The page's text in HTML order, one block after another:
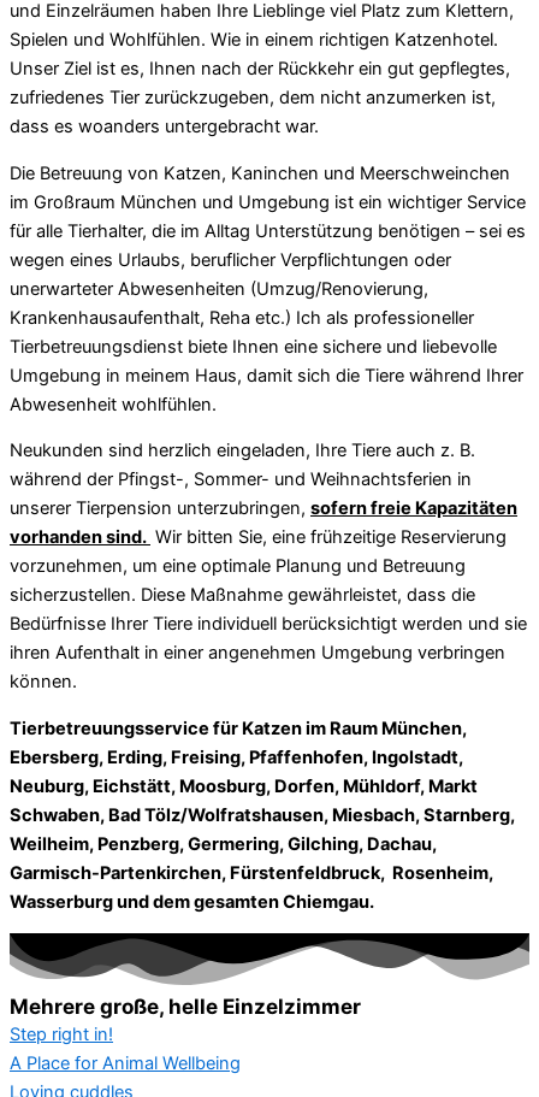
und Einzelräumen haben Ihre Lieblinge viel Platz zum Klettern,
Spielen und Wohlfühlen. Wie in einem richtigen Katzenhotel.
Unser Ziel ist es, Ihnen nach der Rückkehr ein gut gepflegtes,
zufriedenes Tier zurückzugeben, dem nicht anzumerken ist,
dass es woanders untergebracht war.
Die Betreuung von Katzen, Kaninchen und Meerschweinchen
im Großraum München und Umgebung ist ein wichtiger Service
für alle Tierhalter, die im Alltag Unterstützung benötigen – sei es
wegen eines Urlaubs, beruflicher Verpflichtungen oder
unerwarteter Abwesenheiten (Umzug/Renovierung,
Krankenhausaufenthalt, Reha etc.) Ich als professioneller
Tierbetreuungsdienst biete Ihnen eine sichere und liebevolle
Umgebung in meinem Haus, damit sich die Tiere während Ihrer
Abwesenheit wohlfühlen.
Neukunden sind herzlich eingeladen, Ihre Tiere auch z. B.
während der Pfingst-, Sommer- und Weihnachtsferien in
unserer Tierpension unterzubringen, sofern freie Kapazitäten
vorhanden sind. Wir bitten Sie, eine frühzeitige Reservierung
vorzunehmen, um eine optimale Planung und Betreuung
sicherzustellen. Diese Maßnahme gewährleistet, dass die
Bedürfnisse Ihrer Tiere individuell berücksichtigt werden und sie
ihren Aufenthalt in einer angenehmen Umgebung verbringen
können.
Tierbetreuungsservice für Katzen im Raum München,
Ebersberg, Erding, Freising, Pfaffenhofen, Ingolstadt,
Neuburg, Eichstätt, Moosburg, Dorfen, Mühldorf, Markt
Schwaben, Bad Tölz/Wolfratshausen, Miesbach, Starnberg,
Weilheim, Penzberg, Germering, Gilching, Dachau,
Garmisch-Partenkirchen, Fürstenfeldbruck, Rosenheim,
Wasserburg und dem gesamten Chiemgau.
Mehrere große, helle Einzelzimmer
Step right in!
A Place for Animal Wellbeing